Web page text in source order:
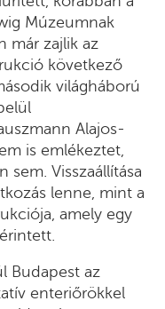
Múzeumnak
már zajlik az
következő
világháború
Alajos-
is emlékeztet,
sem. Visszaállítása
lenne, mint a
amely egy
Budapest az
enteriőrökkel